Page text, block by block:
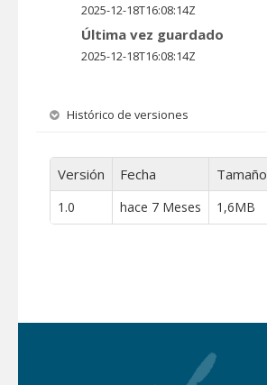
2025-12-18T16:08:14Z
Última vez guardado
2025-12-18T16:08:14Z
Histórico de versiones
Versión Fecha Tamaño
1.0 hace 7 Meses 1,6MB